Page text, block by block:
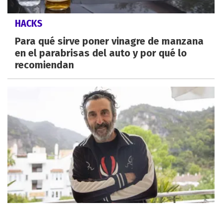
HACKS
Para qué sirve poner vinagre de manzana
en el parabrisas del auto y por qué lo
recomiendan